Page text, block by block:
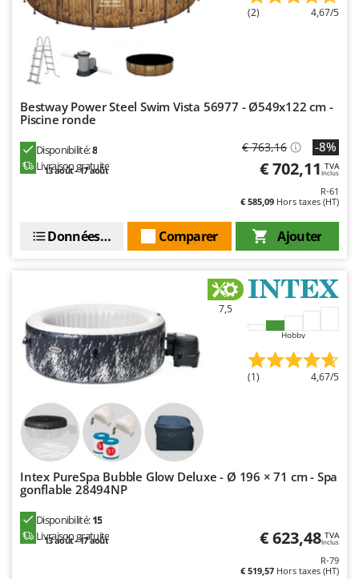
(2) 4,67/5
Bestway Power Steel Swim Vista 56977 - Ø549x122 cm -
Piscine ronde
Disponibilité:8
Livraison gratuite
13 août - 17 août
€ 763,16 -8%
€ 702,11 TVA
Inclus
R-61
€ 585,09 Hors taxes (HT)
Ajouter
Comparer
Données techniques
7,5
Hobby
(1) 4,67/5
Intex PureSpa Bubble Glow Deluxe - Ø 196 × 71 cm - Spa
gonflable 28494NP
Disponibilité:15
Livraison gratuite
13 août - 17 août € 623,48 TVA
Inclus
R-79
€ 519,57 Hors taxes (HT)